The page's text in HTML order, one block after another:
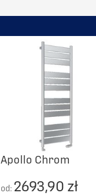
Apollo Chrom
od: 2693,90 zł